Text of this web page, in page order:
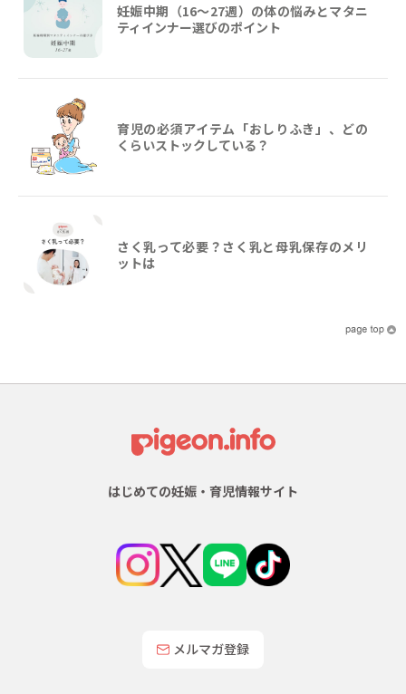
妊娠中期（16〜27週）の体の悩みとマタニ
ティインナー選びのポイント
育児の必須アイテム「おしりふき」、どの
くらいストックしている？
さく乳って必要？さく乳と母乳保存のメリ
ットは
はじめての妊娠・育児情報サイト
メルマガ登録